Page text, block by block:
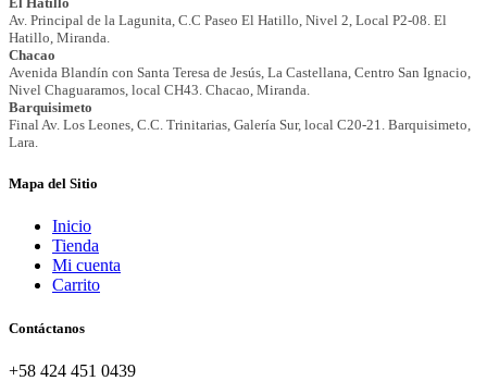
Mapa del Sitio
Inicio
Tienda
Mi cuenta
Carrito
Contáctanos
+58 424 451 0439